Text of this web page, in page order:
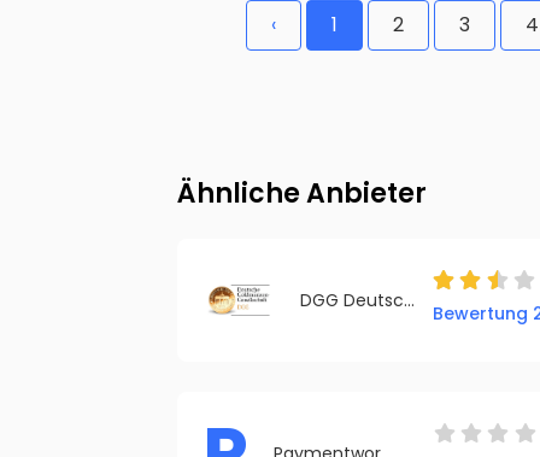
‹ 1 2 3 4
Ähnliche Anbieter
DGG Deutsche Goldmünzengesellschaft
Bewertung